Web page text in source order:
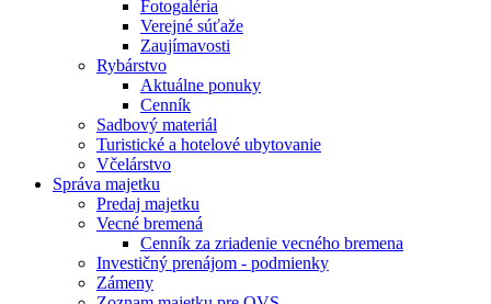
Fotogaléria
Verejné súťaže
Zaujímavosti
Rybárstvo
Aktuálne ponuky
Cenník
Sadbový materiál
Turistické a hotelové ubytovanie
Včelárstvo
Správa majetku
Predaj majetku
Vecné bremená
Cenník za zriadenie vecného bremena
Investičný prenájom - podmienky
Zámeny